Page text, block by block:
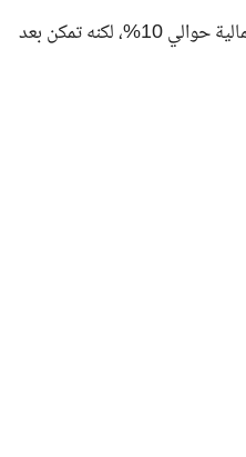
خلال الحرب، خسر سوق الأوراق المالية حوالي 10%، لكنه تمكن بعد